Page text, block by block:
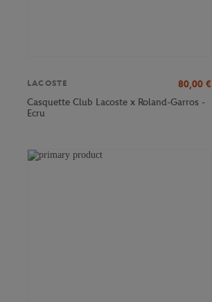
LACOSTE 80,00 €
Casquette Club Lacoste x Roland-Garros -
Ecru